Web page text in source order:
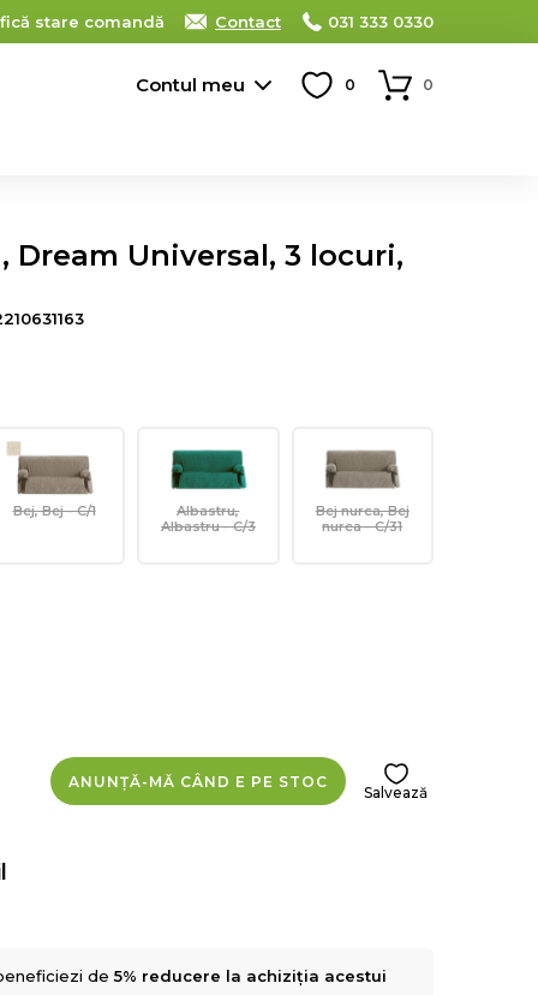
stare comandă Contact 031 333 0330
Contul meu 0 0
Dream Universal, 3 locuri,
Bej, Bej - C/1
Albastru,
Albastru - C/3
Bej nurca, Bej
nurca - C/31
ANUNȚĂ-MĂ CÂND E PE STOC
Salvează
de5% reducere la achiziția acestui